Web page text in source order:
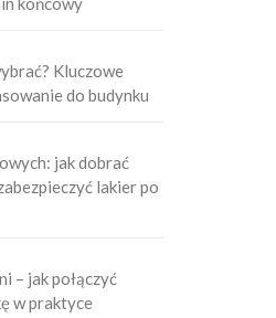
Kluczowe
do budynku
jak dobrać
lakier po
– jak połączyć
w praktyce